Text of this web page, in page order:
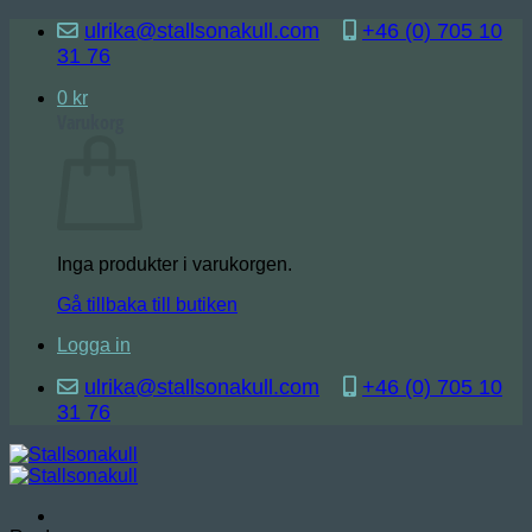
Skip
content
ulrika@stallsonakull.com
+46 (0) 705 10
31 76
0 kr
Inga produkter i varukorgen.
Gå tillbaka till butiken
Logga in
ulrika@stallsonakull.com
+46 (0) 705 10
31 76